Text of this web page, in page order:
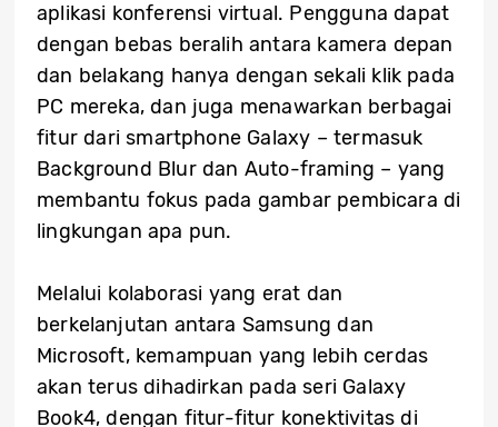
aplikasi konferensi virtual. Pengguna dapat
dengan bebas beralih antara kamera depan
dan belakang hanya dengan sekali klik pada
PC mereka, dan juga menawarkan berbagai
fitur dari smartphone Galaxy – termasuk
Background Blur dan Auto-framing – yang
membantu fokus pada gambar pembicara di
lingkungan apa pun.
Melalui kolaborasi yang erat dan
berkelanjutan antara Samsung dan
Microsoft, kemampuan yang lebih cerdas
akan terus dihadirkan pada seri Galaxy
Book4, dengan fitur-fitur konektivitas di